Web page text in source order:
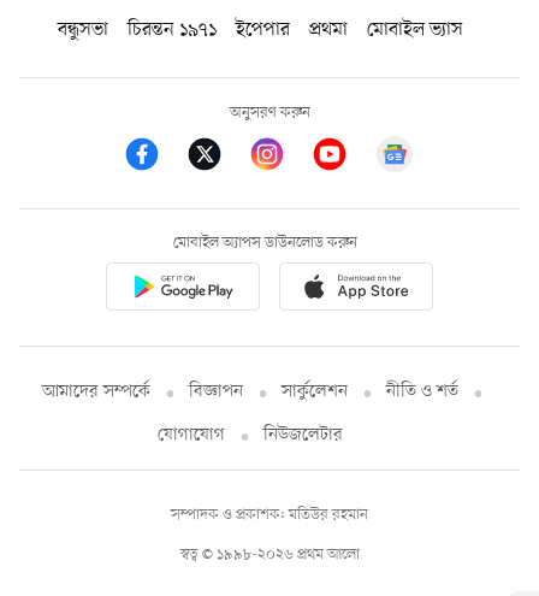
বন্ধুসভা
চিরন্তন ১৯৭১ ইপেপার প্রথমা মোবাইল ভ্যাস
অনুসরণ করুন
মোবাইল অ্যাপস ডাউনলোড করুন
আমাদের সম্পর্কে বিজ্ঞাপন সার্কুলেশন
নীতি ও শর্ত
যোগাযোগ
নিউজলেটার
স্বত্ব © ১৯৯৮-২০২৬ প্রথম আলো
সম্পাদক ও প্রকাশক: মতিউর রহমান